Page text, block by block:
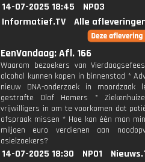
14-07-2025 18:45
NPO3
Informatief.TV
Alle
EenVandaag: Afl. 166
Waarom bezoekers van
alcohol kunnen kopen in binnenstad *
nieuw DNA-onderzoek in moordzaak
gestrafte Olaf Hamers *
vrijwilligers in om te voorkomen dat
afspraak missen * Hoe kan één man
miljoen euro verdienen aan
asielzoekers?
14-07-2025 18:30 NPO1